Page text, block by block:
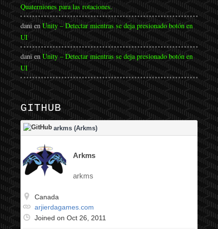
Quaterniones para las rotaciones.
danienUnity – Detectar mientras se deja presionado botón en
UI
danienUnity – Detectar mientras se deja presionado botón en
UI
GITHUB
arkms (Arkms)
Arkms
arkms
Canada
arjierdagames.com
Joined on Oct 26, 2011